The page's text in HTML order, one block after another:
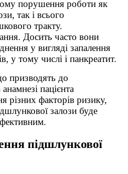
порушення роботи як
так і всього
тракту.
Досить часто вони
у вигляді запалення
у тому числі і панкреатит.
призводять до
пацієнта
різних факторів ризику,
залози буде
підшлункової